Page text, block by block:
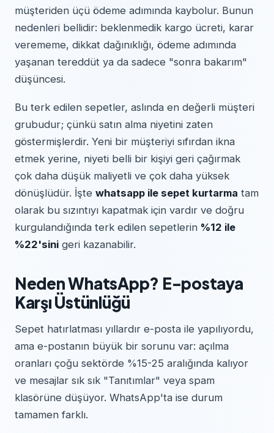
müşteriden üçü ödeme adımında kaybolur. Bunun
nedenleri bellidir: beklenmedik kargo ücreti, karar
verememe, dikkat dağınıklığı, ödeme adımında
yaşanan tereddüt ya da sadece "sonra bakarım"
düşüncesi.
Bu terk edilen sepetler, aslında en değerli müşteri
grubudur; çünkü satın alma niyetini zaten
göstermişlerdir. Yeni bir müşteriyi sıfırdan ikna
etmek yerine, niyeti belli bir kişiyi geri çağırmak
çok daha düşük maliyetli ve çok daha yüksek
dönüşlüdür. İşte whatsapp ile sepet kurtarma tam
olarak bu sızıntıyı kapatmak için vardır ve doğru
kurgulandığında terk edilen sepetlerin %12 ile
%22'sini geri kazanabilir.
Neden WhatsApp? E-postaya
Karşı Üstünlüğü
Sepet hatırlatması yıllardır e-posta ile yapılıyordu,
ama e-postanın büyük bir sorunu var: açılma
oranları çoğu sektörde %15-25 aralığında kalıyor
ve mesajlar sık sık "Tanıtımlar" veya spam
klasörüne düşüyor. WhatsApp'ta ise durum
tamamen farklı.